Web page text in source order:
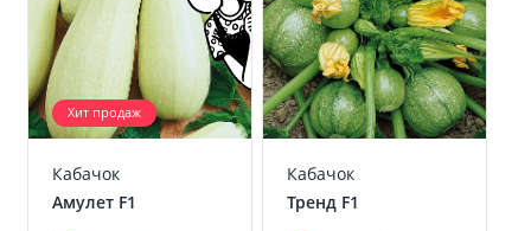
Хит продаж
Кабачок
Амулет F1
Кабачок
Тренд F1